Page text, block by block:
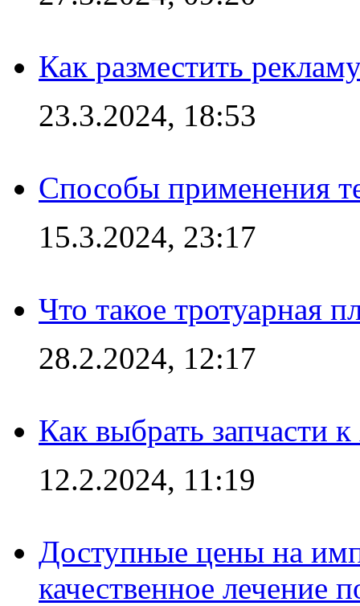
Как разместить
23.3.2024, 18:53
Способы применения
15.3.2024, 23:17
Что такое тротуарная
28.2.2024, 12:17
Как выбрать запчасти
12.2.2024, 11:19
Доступные цены на
качественное лечение